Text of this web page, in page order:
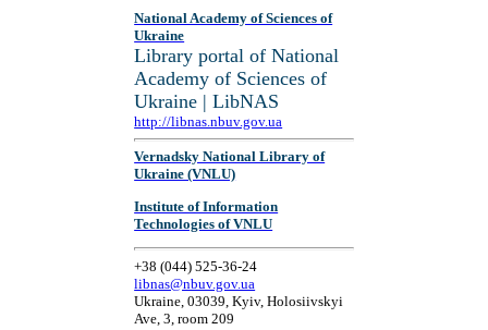
National Academy of Sciences of
Ukraine
Library portal of National
Academy of Sciences of
Ukraine | LibNAS
http://libnas.nbuv.gov.ua
Vernadsky National Library of
Ukraine (VNLU)
Institute of Information
Technologies of VNLU
+38 (044) 525-36-24
libnas@nbuv.gov.ua
Ukraine, 03039, Kyiv, Holosiivskyi
Ave, 3, room 209